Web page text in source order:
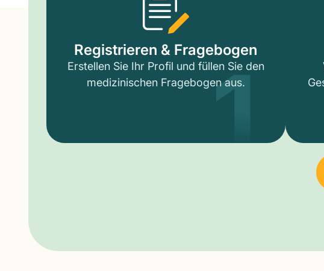
Registrieren & Fragebogen
Erstellen Sie Ihr Profil und füllen Sie den
medizinischen Fragebogen aus.
1